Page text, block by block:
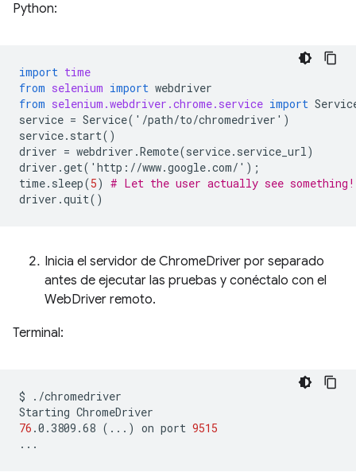
Python:
import time
from selenium import webdriver
from selenium.webdriver.chrome.service import
service = Service( ' /path/to/chromedriver ' )
service. start()
driver = webdriver .Remote(service. service_url)
driver .get( ' http : //www.google.com/ ' );
time. sleep(5) # Let the user actually see something!
driver .quit()
Inicia el servidor de ChromeDriver por separado
antes de ejecutar las pruebas y conéctalo con el
WebDriver remoto.
Terminal:
$
./chromedriver
Starting
76 .0.3809.68 ( ... ) on port 9515